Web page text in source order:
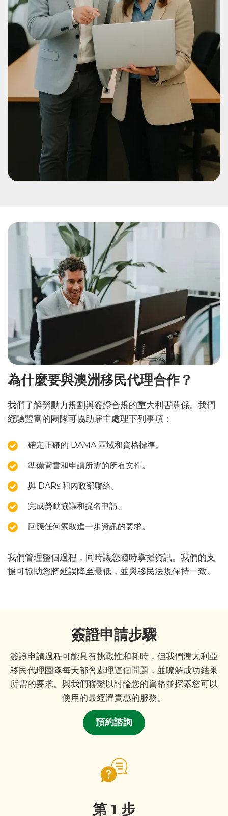
為什麼要與澳洲移民代理合作？
我們了解勞動力規劃與簽證合規的重大利害關係。我們
經驗豐富的團隊可協助雇主處理下列事項：
確定正確的 DAMA 區域和資格標準。
準備背書和申請所需的所有文件。
與 DARs 和內政部聯絡。
完成勞動協議和提名申請。
回應任何索取進一步資訊的要求。
我們管理整個過程，同時讓您隨時掌握資訊。我們的支
援可協助您將延誤降至最低，並與移民法規保持一致。
簽證申請步驟
簽證申請過程可能具有挑戰性和耗時，但我們澳大利亞
移民代理團隊每天都會處理這個問題，並瞭解成功結果
所需的要求。與我們聯繫以討論您的資格並探索您可以
使用的最經濟實惠的服務。
預約諮詢
第 1 步